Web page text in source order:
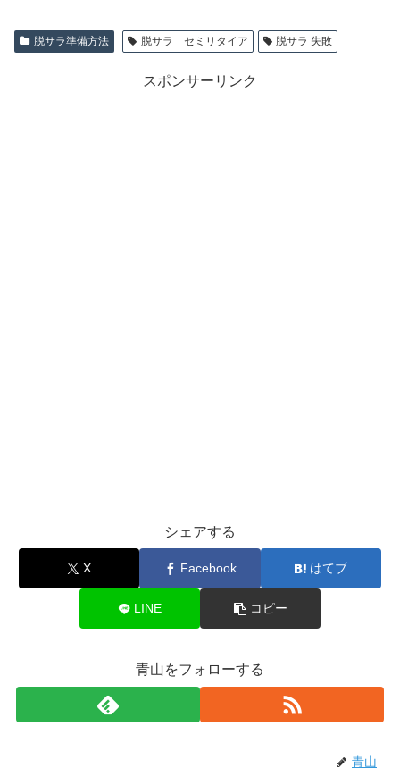
脱サラ準備方法 脱サラ セミリタイア 脱サラ 失敗
スポンサーリンク
シェアする
X Facebook はてブ
LINE コピー
青山をフォローする
青山